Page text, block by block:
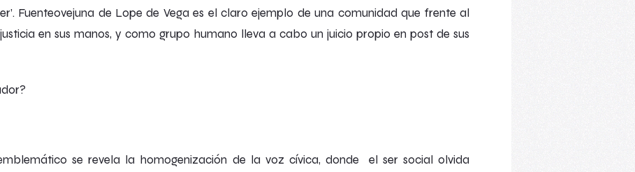
Fuenteovejuna de Lope de Vega es el claro ejemplo de una comunidad que frente al
en sus manos, y como grupo humano lleva a cabo un juicio propio en post de sus
se revela la homogenización de la voz cívica, donde el ser social olvida